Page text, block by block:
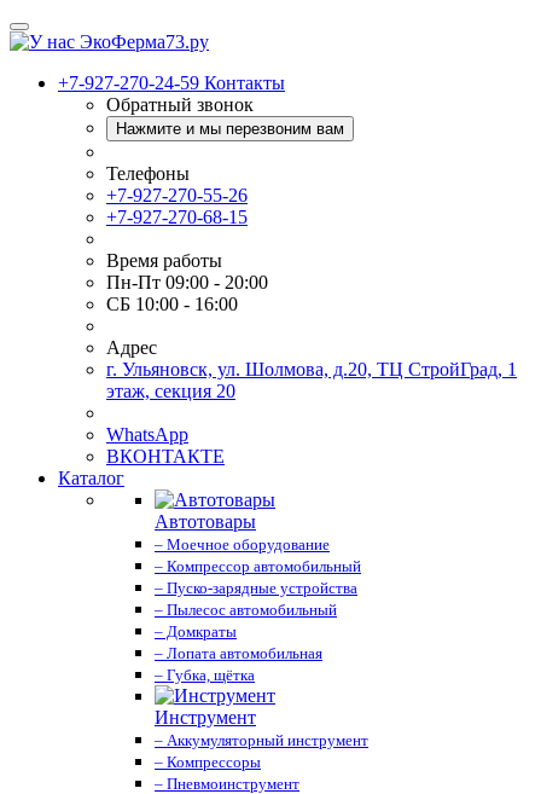
+7-927-270-24-59 Контакты
Обратный звонок
Нажмите и мы перезвоним вам
Телефоны
+7-927-270-55-26
+7-927-270-68-15
Время работы
Пн-Пт 09:00 - 20:00
СБ 10:00 - 16:00
Адрес
г. Ульяновск, ул. Шолмова, д.20, ТЦ СтройГрад, 1
этаж, секция 20
WhatsApp
ВКОНТАКТЕ
Каталог
Автотовары
– Моечное оборудование
– Компрессор автомобильный
– Пуско-зарядные устройства
– Пылесос автомобильный
– Домкраты
– Лопата автомобильная
– Губка, щётка
Инструмент
– Аккумуляторный инструмент
– Компрессоры
– Пневмоинструмент